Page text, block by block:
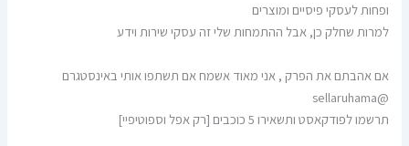
ופחות לעסקי פיסיים ומוצרים
למרות שחלק כן, אבל ההתמחות שלי זה עסקי שירות וידע
אם אהבתם את הפרק , אני מאוד אשמח אם תשתפו אותי באינסטגרם
@sellaruhama
תרשמו לפודקאסט ותשאירו 5 כוכבים [רק אפל וספוטיפיי]